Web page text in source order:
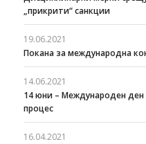
„прикрити“ санкции
19.06.2021
Покана за международна
14.06.2021
14 юни – Международен
процес
16.04.2021